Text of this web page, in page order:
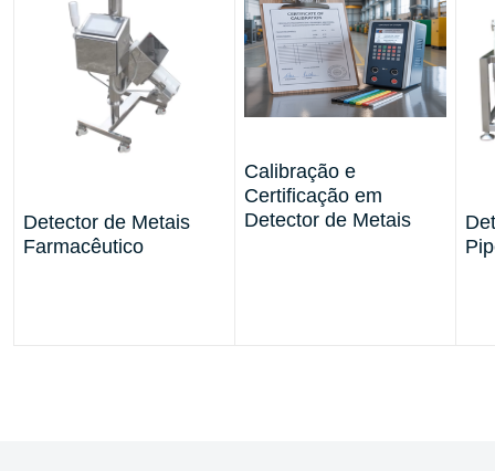
Detector de Metais
Farmacêutico
Calibração e
Certificação em
Detector de Metais